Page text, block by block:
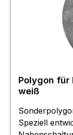
Edelstahl,
Stabilität✔
Perfekte
zuverlässige
Polygon für
weiß
Speziell